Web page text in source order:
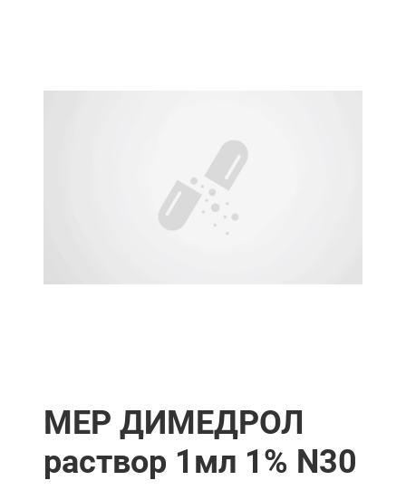
МЕР ДИМЕДРОЛ
раствор 1мл 1% N30